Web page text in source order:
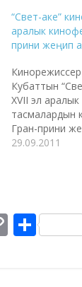
“Свет-аке”
аралык
прини жеңип
Кубаттын
XVII эл
тасмалардын
Гран-прини
тууралуу
бир катар эл
29.09.2011
C S